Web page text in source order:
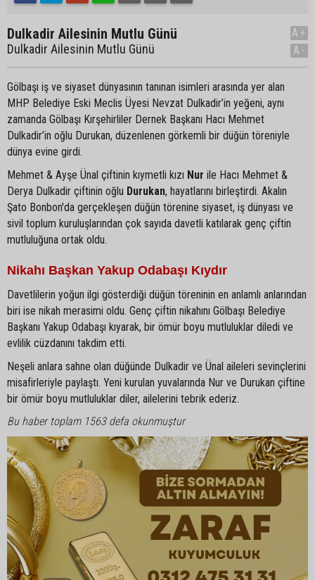
Dulkadir Ailesinin Mutlu Günü
Dulkadir Ailesinin Mutlu Günü
A+
A-
Gölbaşı iş ve siyaset dünyasının tanınan isimleri arasında yer alan
MHP Belediye Eski Meclis Üyesi Nevzat Dulkadir’in yeğeni, aynı
zamanda Gölbaşı Kırşehirliler Dernek Başkanı Hacı Mehmet
Dulkadir’in oğlu Durukan, düzenlenen görkemli bir düğün töreniyle
dünya evine girdi.
Mehmet & Ayşe Ünal çiftinin kıymetli kızı Nur ile Hacı Mehmet &
Derya Dulkadir çiftinin oğlu Durukan, hayatlarını birleştirdi. Akalın
Şato Bonbon'da gerçekleşen düğün törenine siyaset, iş dünyası ve
sivil toplum kuruluşlarından çok sayıda davetli katılarak genç çiftin
mutluluğuna ortak oldu.
Nikahı Başkan Yakup Odabaşı Kıydır
Davetlilerin yoğun ilgi gösterdiği düğün töreninin en anlamlı anlarından
biri ise nikah merasimi oldu. Genç çiftin nikahını Gölbaşı Belediye
Başkanı Yakup Odabaşı kıyarak, bir ömür boyu mutluluklar diledi ve
evlilik cüzdanını takdim etti.
Neşeli anlara sahne olan düğünde Dulkadir ve Ünal aileleri sevinçlerini
misafirleriyle paylaştı. Yeni kurulan yuvalarında Nur ve Durukan çiftine
bir ömür boyu mutluluklar diler, ailelerini tebrik ederiz.
Bu haber toplam 1563 defa okunmuştur